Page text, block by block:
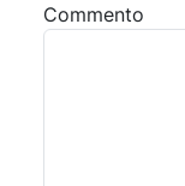
Commento